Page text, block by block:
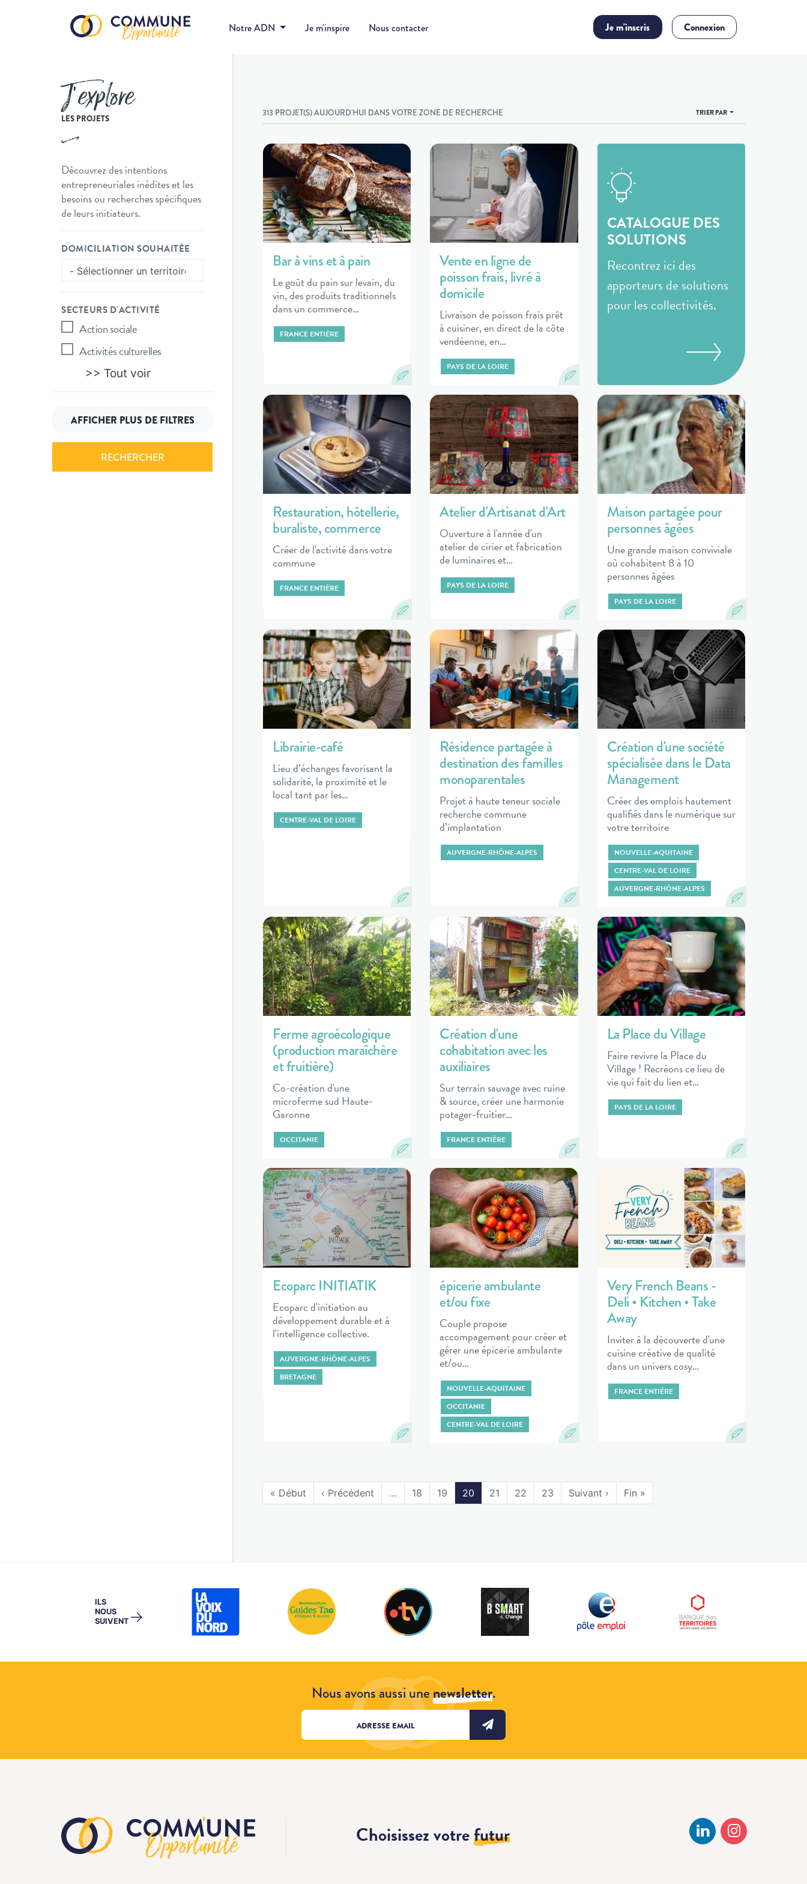
Notre ADN Je m'inspire Nous contacter Je m'inscris Connexion
J’explore
LES PROJETS
Découvrez des intentions
entrepreneuriales inédites et les
besoins ou recherches spécifiques
de leurs initiateurs.
DOMICILIATION SOUHAITÉE
SECTEURS D'ACTIVITÉ
Action sociale
Activités culturelles
>> Tout voir
AFFICHER PLUS DE FILTRES
313 PROJET(S) AUJOURD'HUI DANS VOTRE ZONE DE RECHERCHE TRIER PAR
Bar à vins et à pain
Le goût du pain sur levain, du
vin, des produits traditionnels
dans un commerce…
FRANCE ENTIÈRE
Vente en ligne de
poisson frais, livré à
domicile
Livraison de poisson frais prêt
à cuisiner, en direct de la côte
vendéenne, en…
PAYS DE LA LOIRE
CATALOGUE DES
SOLUTIONS
Recontrez ici des
apporteurs de solutions
pour les collectivités.
Restauration, hôtellerie,
buraliste, commerce
Créer de l'activité dans votre
commune
FRANCE ENTIÈRE
Atelier d'Artisanat d'Art
Ouverture à l'année d'un
atelier de cirier et fabrication
de luminaires et…
PAYS DE LA LOIRE
Maison partagée pour
personnes âgées
Une grande maison conviviale
où cohabitent 8 à 10
personnes âgées
PAYS DE LA LOIRE
Librairie-café
Lieu d’échanges favorisant la
solidarité, la proximité et le
local tant par les…
CENTRE-VAL DE LOIRE
Résidence partagée à
destination des familles
monoparentales
Projet à haute teneur sociale
recherche commune
d’implantation
AUVERGNE-RHÔNE-ALPES
Création d'une société
spécialisée dans le Data
Management
Créer des emplois hautement
qualifiés dans le numérique sur
votre territoire
NOUVELLE-AQUITAINE
CENTRE-VAL DE LOIRE
AUVERGNE-RHÔNE-ALPES
Ferme agroécologique
(production maraîchère
et fruitière)
Co-création d'une
microferme sud Haute-
Garonne
OCCITANIE
Création d'une
cohabitation avec les
auxiliaires
Sur terrain sauvage avec ruine
& source, créer une harmonie
potager-fruitier…
FRANCE ENTIÈRE
La Place du Village
Faire revivre la Place du
Village ! Recréons ce lieu de
vie qui fait du lien et…
PAYS DE LA LOIRE
Ecoparc INITIATIK
Ecoparc d'initiation au
développement durable et à
l'intelligence collective.
AUVERGNE-RHÔNE-ALPES
BRETAGNE
épicerie ambulante
et/ou fixe
Couple propose
accompagement pour créer et
gérer une épicerie ambulante
et/ou…
NOUVELLE-AQUITAINE
OCCITANIE
CENTRE-VAL DE LOIRE
Very French Beans -
Deli • Kitchen • Take
Away
Inviter à la découverte d'une
cuisine créative de qualité
dans un univers cosy…
FRANCE ENTIÈRE
« Début ‹ Précédent … 18 19 20 21 22 23 Suivant › Fin »
ILS
NOUS
SUIVENT →
Nous avons aussi unenewsletter.
Choisissez votrefutur